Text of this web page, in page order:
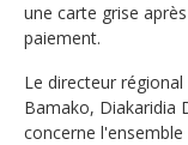
une carte grise
paiement.
Le directeur
Bamako, Diakaridia
concerne